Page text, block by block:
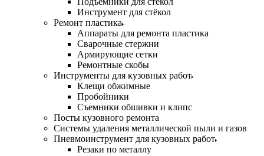
Инструмент для стёкол
Ремонт пластика
Аппараты для ремонта пластика
Сварочные стержни
Армирующие сетки
Ремонтные скобы
Инструменты для кузовных работ
Клещи обжимные
Пробойники
Съемники обшивки и клипс
Посты кузовного ремонта
Системы удаления металлической пыли и газов
Пневмоинструмент для кузовных работ
Резаки по металлу